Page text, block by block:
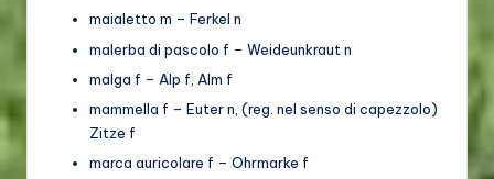
maialetto m – Ferkel n
malerba di pascolo f – Weideunkraut n
malga f – Alp f, Alm f
mammella f – Euter n, (reg. nel senso di capezzolo)
Zitze f
marca auricolare f – Ohrmarke f